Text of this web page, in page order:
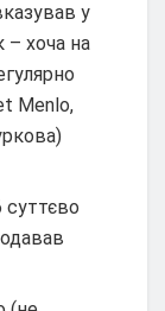
у
– хоча на
Menlo,
суттєво